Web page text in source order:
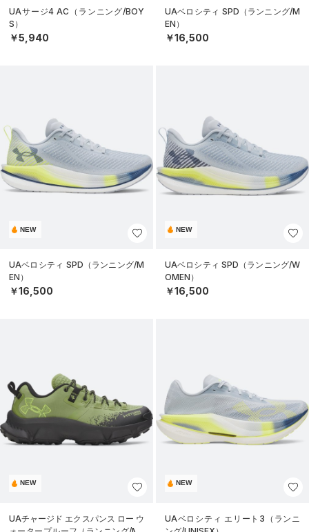
UAサージ4 AC（ランニング/BOY
S）
￥5,940
UAベロシティ SPD（ランニング/M
EN）
￥16,500
NEW
UAベロシティ SPD（ランニング/M
EN）
￥16,500
NEW
UAベロシティ SPD（ランニング/W
OMEN）
￥16,500
NEW
UAチャージド エクスパンス ロー ウ
NEW
UAベロシティ エリート3（ランニ